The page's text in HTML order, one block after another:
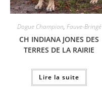
Dogue Champion, Fauve-Bringé
CH INDIANA JONES DES
TERRES DE LA RAIRIE
Lire la suite